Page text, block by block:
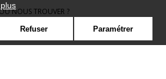
NOUS TROUVER ?
CONTRACT
Refuser Paramétrer